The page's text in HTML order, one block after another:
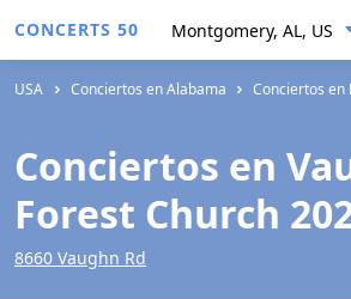
CONCERTS 50 Montgomery, AL, US
USA Conciertos en Alabama Conciertos
Conciertos en
Forest Church
8660 Vaughn Rd